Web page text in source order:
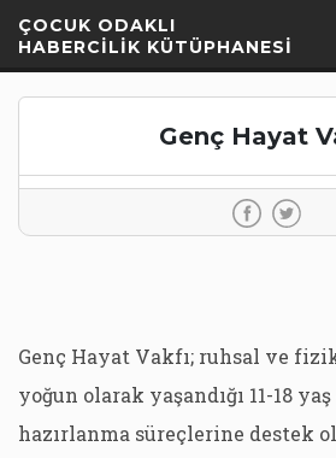
Geç
ÇOCUK ODAKLI
HABERCİLİK KÜTÜPHANESİ
Genç Hayat
Genç Hayat Vakfı; ruhsal ve
yoğun olarak yaşandığı 11-18
hazırlanma süreçlerine destek